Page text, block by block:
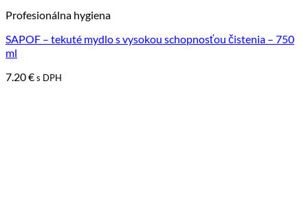
Profesionálna hygiena
SAPOF – tekuté mydlo s vysokou schopnosťou čistenia – 750
ml
7.20€s DPH